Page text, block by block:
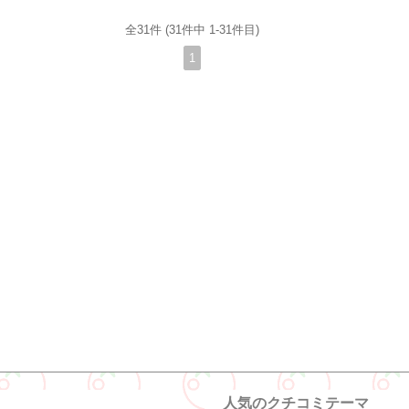
全31件 (31件中 1-31件目)
1
人気のクチコミテーマ